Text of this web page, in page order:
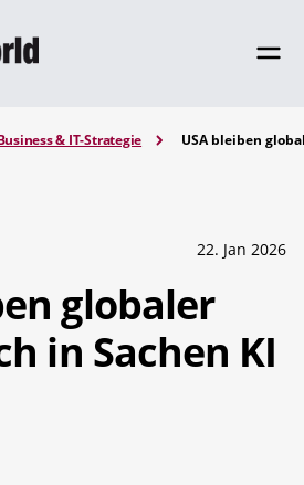
& IT-Strategie USA bleiben
22. Jan 2026
globaler
in Sachen KI